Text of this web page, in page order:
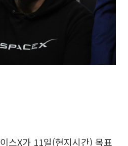
스X가 11일(현지시간) 목표